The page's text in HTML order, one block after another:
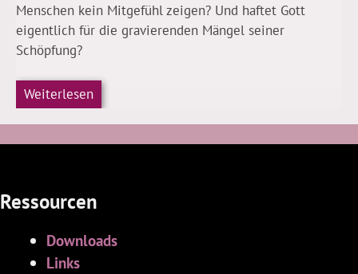
Menschen kein Mitgefühl zeigen? Und haftet Gott
eigentlich für die gravierenden Mängel seiner
Schöpfung?
Weiterlesen
Ressourcen
Downloads
Links